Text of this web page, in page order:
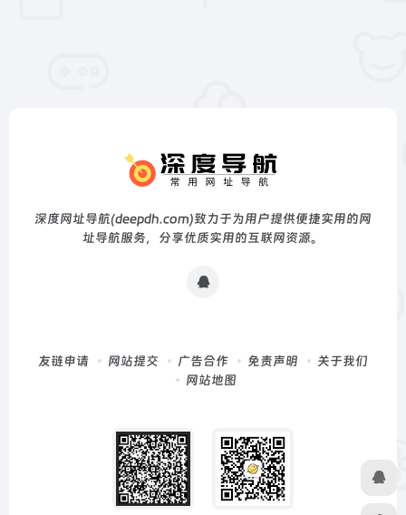
深度网址导航(deepdh.com)致力于为用户提供便捷实用的网
址导航服务，分享优质实用的互联网资源。
友链申请 网站提交 广告合作 免责声明
关于我们
网站地图